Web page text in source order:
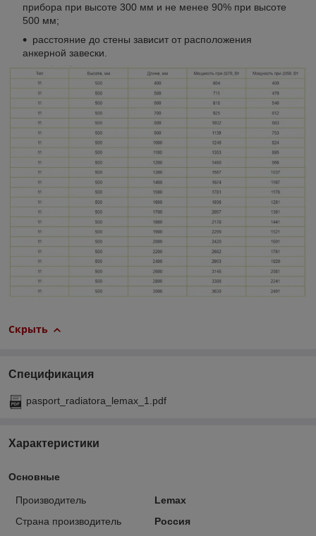
прибора при высоте 300 мм и не менее 90% при высоте
500 мм;
расстояние до стены зависит от расположения
анкерной завески.
Скрыть
Спецификация
pasport_radiatora_lemax_1.pdf
Характеристики
Основные
Производитель
Lemax
Страна производитель
Россия